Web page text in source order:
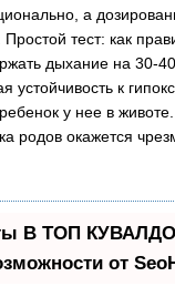
а
Простой тест: как
дыхание на 30-
к
у нее в
родов окажется
В ТОП
от